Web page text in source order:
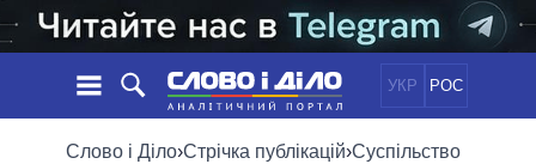
УКР РОС
НОВИНИ
Слово і Діло›Стрічка публікацій›Суспільство